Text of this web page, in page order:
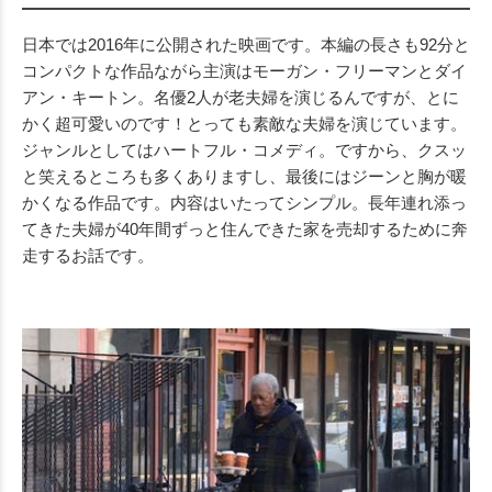
日本では2016年に公開された映画です。本編の長さも92分と
コンパクトな作品ながら主演はモーガン・フリーマンとダイ
アン・キートン。名優2人が老夫婦を演じるんですが、とに
かく超可愛いのです！とっても素敵な夫婦を演じています。
ジャンルとしてはハートフル・コメディ。ですから、クスッ
と笑えるところも多くありますし、最後にはジーンと胸が暖
かくなる作品です。内容はいたってシンプル。長年連れ添っ
てきた夫婦が40年間ずっと住んできた家を売却するために奔
走するお話です。